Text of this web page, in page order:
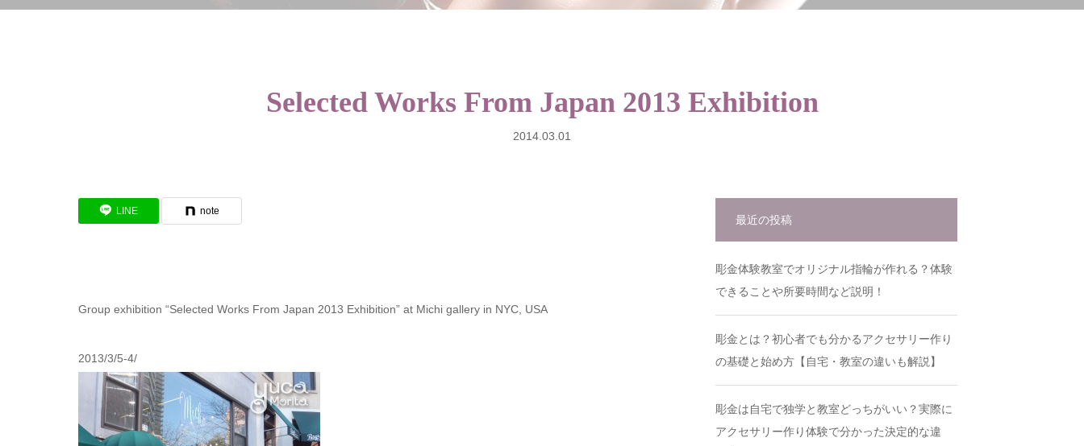
Selected Works From Japan 2013 Exhibition
2014.03.01
LINE note
Group exhibition “Selected Works From Japan 2013 Exhibition” at Michi gallery in NYC, USA
2013/3/5-4/
最近の投稿
彫金体験教室でオリジナル指輪が作れる？体験
できることや所要時間など説明！
彫金とは？初心者でも分かるアクセサリー作り
の基礎と始め方【自宅・教室の違いも解説】
彫金は自宅で独学と教室どっちがいい？実際に
アクセサリー作り体験で分かった決定的な違